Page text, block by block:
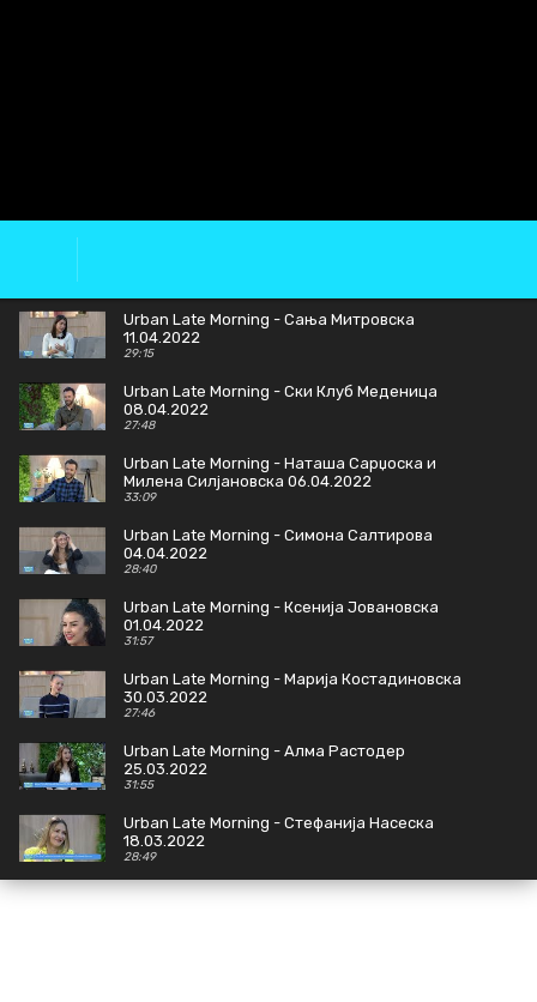
Urban Late Morning - Сања Митровска
11.04.2022
29:15
Urban Late Morning - Ски Клуб Меденица
08.04.2022
27:48
Urban Late Morning - Наташа Сарџоска и
Милена Силјановска 06.04.2022
33:09
Urban Late Morning - Симона Салтирова
04.04.2022
28:40
Urban Late Morning - Ксенија Јовановска
01.04.2022
31:57
Urban Late Morning - Марија Костадиновска
30.03.2022
27:46
Urban Late Morning - Алма Растодер
25.03.2022
31:55
Urban Late Morning - Стефанија Насеска
18.03.2022
28:49